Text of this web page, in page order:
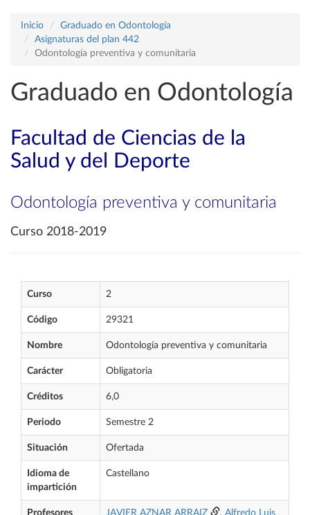
Inicio
Graduado en Odontología
Asignaturas del plan 442
Odontología preventiva y comunitaria
Graduado en Odontología
Facultad de Ciencias de la
Salud y del Deporte
Odontología preventiva y comunitaria
Curso 2018-2019
Curso 2
Código 29321
Nombre Odontología preventiva y comunitaria
Carácter Obligatoria
Créditos 6,0
Periodo Semestre 2
Situación Ofertada
Idioma de
impartición
Castellano
Profesores JAVIER AZNAR ARRAIZ , Alfredo Luis